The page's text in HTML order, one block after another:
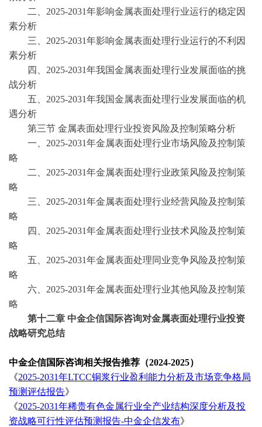
二、 2025-2031年影响金属表面处理行业运行的稳定因
素分析
三、 2025-2031年影响金属表面处理行业运行的不利因
素分析
四、 2025-2031年我国金属表面处理行业发展面临的挑
战分析
五、 2025-2031年我国金属表面处理行业发展面临的机
遇分析
第三节 金属表面处理行业投资风险及控制策略分析
一、 2025-2031年金属表面处理行业市场风险及控制策
略
二、 2025-2031年金属表面处理行业政策风险及控制策
略
三、 2025-2031年金属表面处理行业经营风险及控制策
略
四、 2025-2031年金属表面处理行业技术风险及控制策
略
五、 2025-2031年金属表面处理同业竞争风险及控制策
略
六、 2025-2031年金属表面处理行业其他风险及控制策
略
第十二章 中金企信国际咨询对金属表面处理行业投资
战略研究总结
中金企信国际咨询相关报告推荐（2024-2025）
《2025-2031年LTCC铜浆行业盈利能力分析及市场竞争格局
预测评估报告》
《2025-2031年稀贵有色金属行业全产业结构深度分析及投
资战略可行性评估预测报告-中金企信发布》